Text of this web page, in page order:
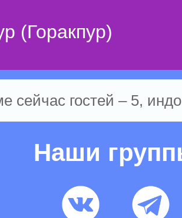
(Горакпур)
сейчас гостей – 5,
Наши